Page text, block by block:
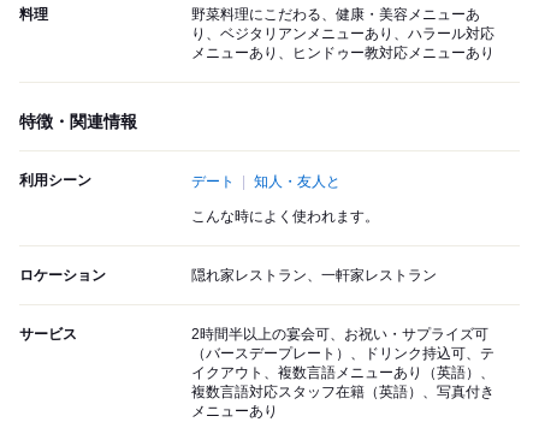
料理
野菜料理にこだわる、健康・美容メニューあ
り、ベジタリアンメニューあり、ハラール対応
メニューあり、ヒンドゥー教対応メニューあり
特徴・関連情報
利用シーン デート 知人・友人と
こんな時によく使われます。
ロケーション 隠れ家レストラン、一軒家レストラン
サービス
2時間半以上の宴会可、お祝い・サプライズ可
（バースデープレート）、ドリンク持込可、テ
イクアウト、複数言語メニューあり（英語）、
複数言語対応スタッフ在籍（英語）、写真付き
メニューあり